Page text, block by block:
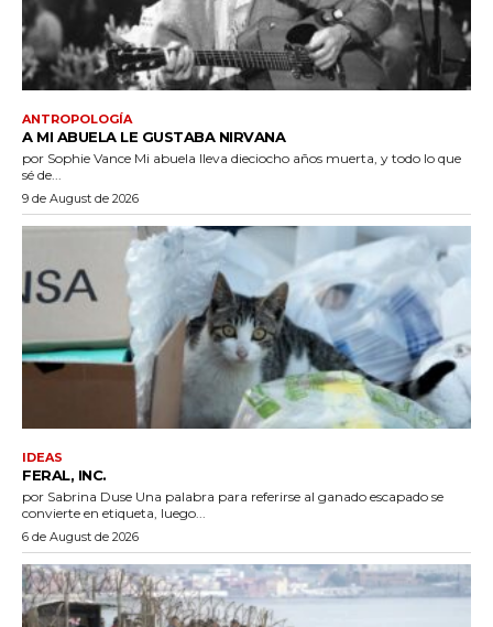
ANTROPOLOGÍA
A MI ABUELA LE GUSTABA NIRVANA
por Sophie Vance Mi abuela lleva dieciocho años muerta, y todo lo que
sé de...
9 de August de 2026
IDEAS
FERAL, INC.
por Sabrina Duse Una palabra para referirse al ganado escapado se
convierte en etiqueta, luego...
6 de August de 2026